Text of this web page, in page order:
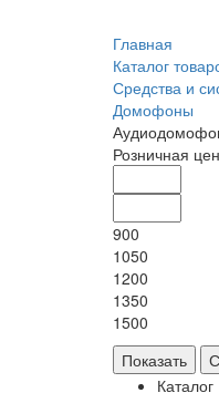
Главная
Каталог
Средства и
Домофоны
Розничная
900
1050
1200
1350
1500
Каталог